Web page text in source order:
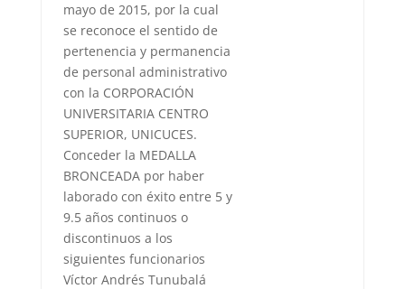
mayo de 2015, por la cual
se reconoce el sentido de
pertenencia y permanencia
de personal administrativo
con la CORPORACIÓN
UNIVERSITARIA CENTRO
SUPERIOR, UNICUCES.
Conceder la MEDALLA
BRONCEADA por haber
laborado con éxito entre 5 y
9.5 años continuos o
discontinuos a los
siguientes funcionarios
Víctor Andrés Tunubalá